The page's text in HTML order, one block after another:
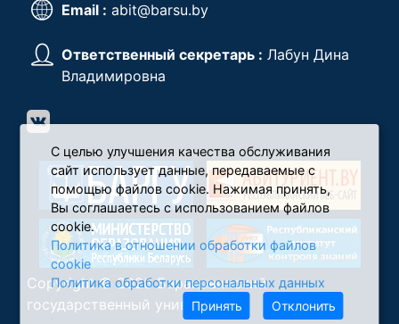
Email : abit@barsu.by
Ответственный секретарь : Лабун Дина
Владимировна
Copyright © 2026 Барановичский
государственный университет
С целью улучшения качества обслуживания
сайт использует данные, передаваемые с
помощью файлов cookie. Нажимая принять,
Вы соглашаетесь с использованием файлов
cookie.
Политика в отношении обработки файлов
cookie
Политика обработки персональных данных
Принять
Отклонить